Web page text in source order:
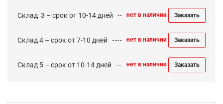
Cклад 3 – срок от 10-14 дней нет в наличии Заказать
Склад 4 – срок от 7-10 дней нет в наличии Заказать
Склад 5 – срок от 10-14 дней нет в наличии Заказать